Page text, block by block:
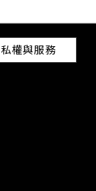
權與服務